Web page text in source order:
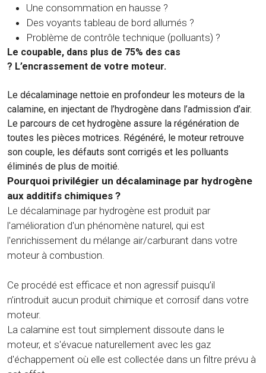
Une consommation en hausse ?
Des voyants tableau de bord allumés ?
Problème de contrôle technique (polluants) ?
Le coupable, dans plus de 75% des cas
? L’encrassement de votre moteur.
Le décalaminage nettoie en profondeur les moteurs de la
calamine, en injectant de l’hydrogène dans l’admission d’air.
Le parcours de cet hydrogène assure la régénération de
toutes les pièces motrices. Régénéré, le moteur retrouve
son couple, les défauts sont corrigés et les polluants
éliminés de plus de moitié.
Pourquoi privilégier un décalaminage par hydrogène
aux additifs chimiques ?
Le décalaminage par hydrogène est produit par
l'amélioration d'un phénomène naturel, qui est
l'enrichissement du mélange air/carburant dans votre
moteur à combustion.
Ce procédé est efficace et non agressif puisqu’il
n’introduit aucun produit chimique et corrosif dans votre
moteur.
La calamine est tout simplement dissoute dans le
moteur, et s'évacue naturellement avec les gaz
d'échappement où elle est collectée dans un filtre prévu à